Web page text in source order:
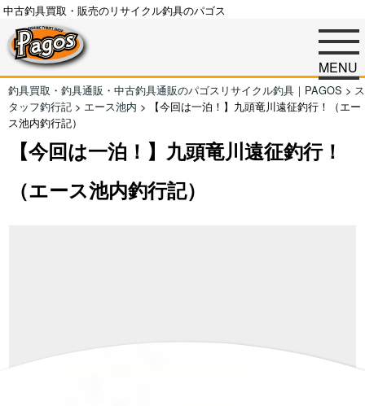
中古釣具買取・販売のリサイクル釣具のパゴス
MENU
釣具買取・釣具通販・中古釣具通販のパゴスリサイクル釣具｜PAGOS > ス
タッフ釣行記 > エース池内 >
【今回は一泊！】九頭竜川遠征釣行！（エー
ス池内釣行記）
【今回は一泊！】九頭竜川遠征釣行！
（エース池内釣行記）